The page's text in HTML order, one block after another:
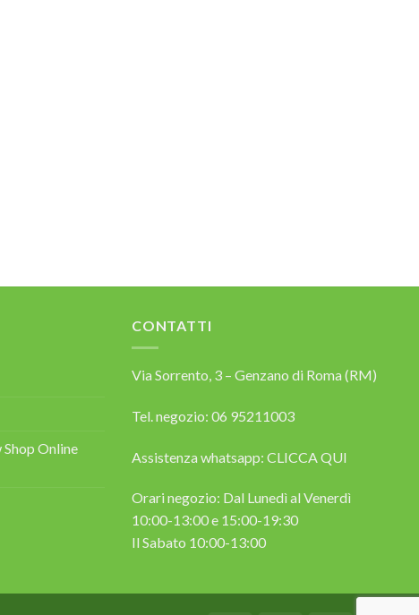
Online
CONTATTI
Via Sorrento, 3 – Genzano di Roma (RM)
Tel. negozio: 06 95211003
Assistenza whatsapp: CLICCA QUI
Orari negozio: Dal Lunedì al Venerdì
10:00-13:00 e 15:00-19:30
Il Sabato 10:00-13:00